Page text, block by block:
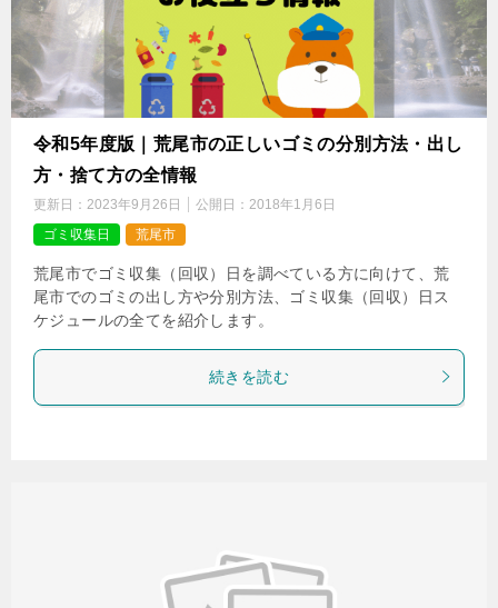
令和5年度版｜荒尾市の正しいゴミの分別方法・出し
方・捨て方の全情報
更新日： 2023年9月26日 公開日： 2018年1月6日
ゴミ収集日
荒尾市
荒尾市でゴミ収集（回収）日を調べている方に向けて、荒
尾市でのゴミの出し方や分別方法、ゴミ収集（回収）日ス
ケジュールの全てを紹介します。
続きを読む